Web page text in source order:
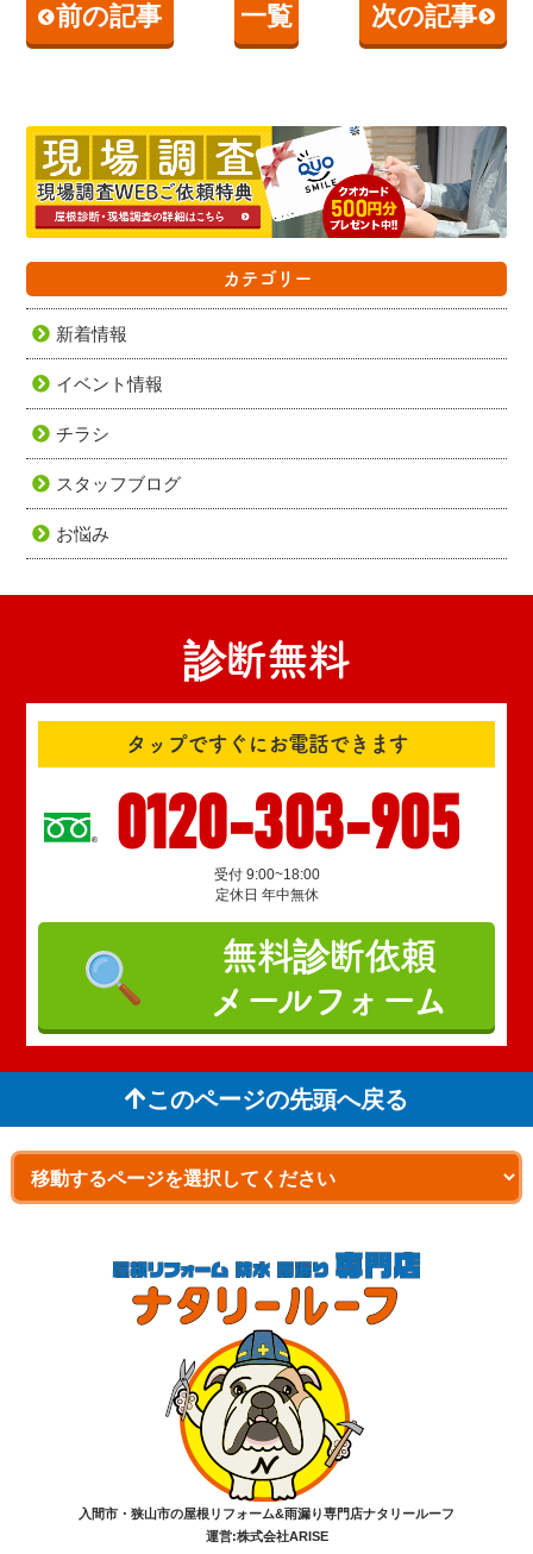
前の記事 一覧 次の記事
カテゴリー
新着情報
イベント情報
チラシ
スタッフブログ
お悩み
診断無料
タップですぐにお電話できます
0120-303-905
受付 9:00~18:00
定休日 年中無休
無料診断依頼
メールフォーム
このページの先頭へ戻る
入間市・狭山市の屋根リフォーム&雨漏り専門店ナタリールーフ
運営:株式会社ARISE